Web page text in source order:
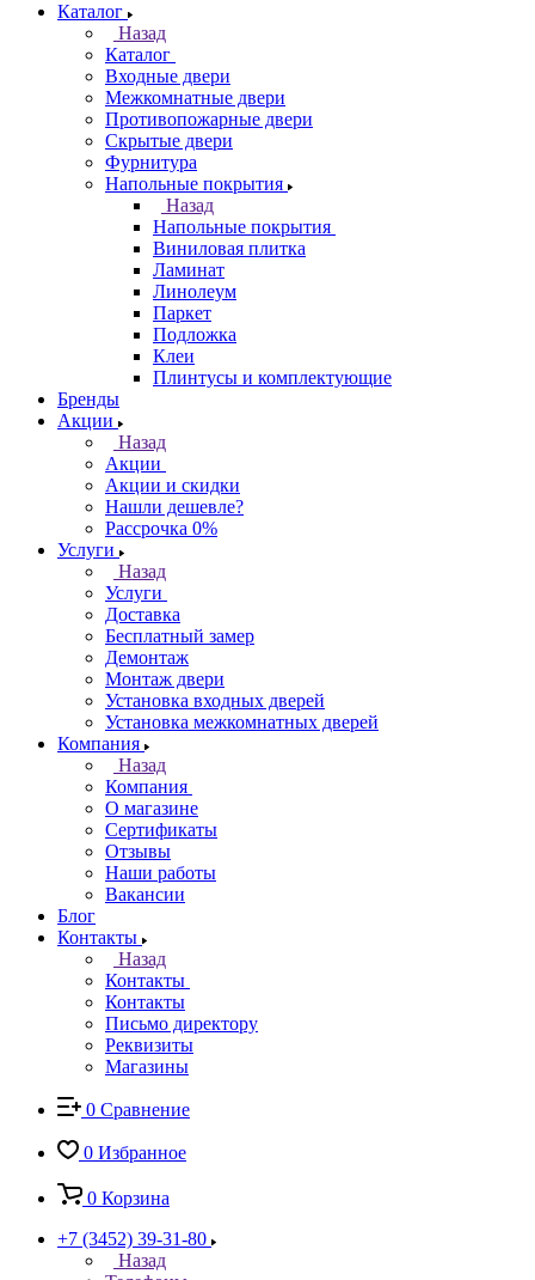
Каталог
Назад
Каталог
Входные двери
Межкомнатные двери
Противопожарные двери
Скрытые двери
Фурнитура
Напольные покрытия
Назад
Напольные покрытия
Виниловая плитка
Ламинат
Линолеум
Паркет
Подложка
Клеи
Плинтусы и комплектующие
Бренды
Акции
Назад
Акции
Акции и скидки
Нашли дешевле?
Рассрочка 0%
Услуги
Назад
Услуги
Доставка
Бесплатный замер
Демонтаж
Монтаж двери
Установка входных дверей
Установка межкомнатных дверей
Компания
Назад
Компания
О магазине
Сертификаты
Отзывы
Наши работы
Вакансии
Блог
Контакты
Назад
Контакты
Контакты
Письмо директору
Реквизиты
Магазины
0 Сравнение
0 Избранное
0 Корзина
+7 (3452) 39-31-80
Назад